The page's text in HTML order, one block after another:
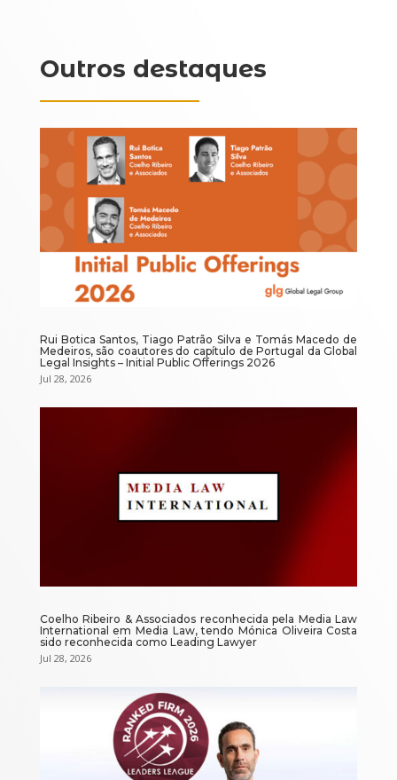
Outros destaques
Rui Botica Santos, Tiago Patrão Silva e Tomás Macedo de
Medeiros, são coautores do capítulo de Portugal da Global
Legal Insights – Initial Public Offerings 2026
Jul 28, 2026
Coelho Ribeiro & Associados reconhecida pela Media Law
International em Media Law, tendo Mónica Oliveira Costa
sido reconhecida como Leading Lawyer
Jul 28, 2026